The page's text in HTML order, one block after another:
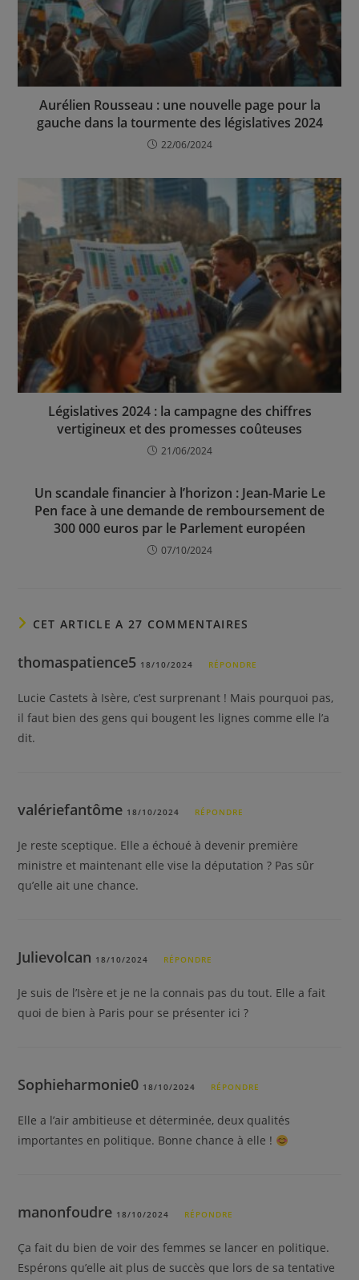
Aurélien Rousseau : une nouvelle page pour la
gauche dans la tourmente des législatives 2024
22/06/2024
Législatives 2024 : la campagne des chiffres
vertigineux et des promesses coûteuses
21/06/2024
Un scandale financier à l’horizon : Jean-Marie Le
Pen face à une demande de remboursement de
300 000 euros par le Parlement européen
07/10/2024
CET ARTICLE A 27 COMMENTAIRES
thomaspatience5 18/10/2024 RÉPONDRE
Lucie Castets à Isère, c’est surprenant ! Mais pourquoi pas,
il faut bien des gens qui bougent les lignes comme elle l’a
dit.
valériefantôme 18/10/2024 RÉPONDRE
Je reste sceptique. Elle a échoué à devenir première
ministre et maintenant elle vise la députation ? Pas sûr
qu’elle ait une chance.
Julievolcan 18/10/2024 RÉPONDRE
Je suis de l’Isère et je ne la connais pas du tout. Elle a fait
quoi de bien à Paris pour se présenter ici ?
Sophieharmonie0 18/10/2024 RÉPONDRE
Elle a l’air ambitieuse et déterminée, deux qualités
importantes en politique. Bonne chance à elle !
manonfoudre 18/10/2024 RÉPONDRE
Ça fait du bien de voir des femmes se lancer en politique.
Espérons qu’elle ait plus de succès que lors de sa tentative